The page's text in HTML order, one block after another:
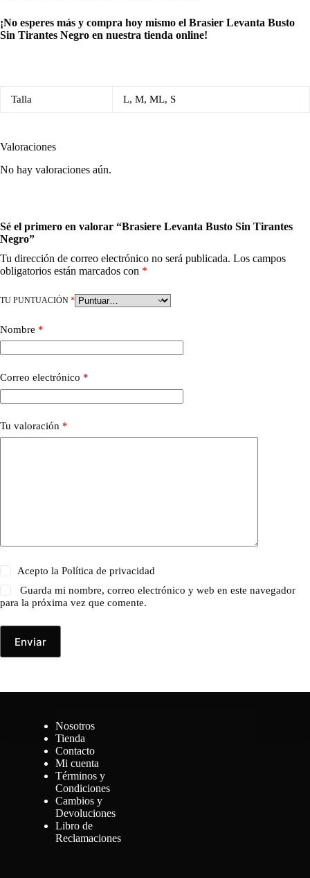
¡No esperes más y compra hoy mismo el Brasier Levanta Busto
Sin Tirantes Negro en nuestra tienda online!
Talla L, M, ML, S
Valoraciones
No hay valoraciones aún.
Sé el primero en valorar “Brasiere Levanta Busto Sin Tirantes
Negro”
Tu dirección de correo electrónico no será publicada. Los campos
obligatorios están marcados con *
TU PUNTUACIÓN *
Nombre *
Correo electrónico *
Tu valoración *
Acepto laPolítica de privacidad
Guarda mi nombre, correo electrónico y web en este navegador
para la próxima vez que comente.
Enviar
Nosotros
Tienda
Contacto
Mi cuenta
Términos y
Condiciones
Cambios y
Devoluciones
Libro de
Reclamaciones